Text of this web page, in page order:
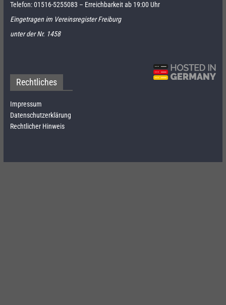
Telefon:01516-5255083 – Erreichbarkeit ab 19:00 Uhr
Eingetragen im Vereinsregister Freiburg
unter der Nr. 1458
Rechtliches
Impressum
Datenschutzerklärung
Rechtlicher Hinweis